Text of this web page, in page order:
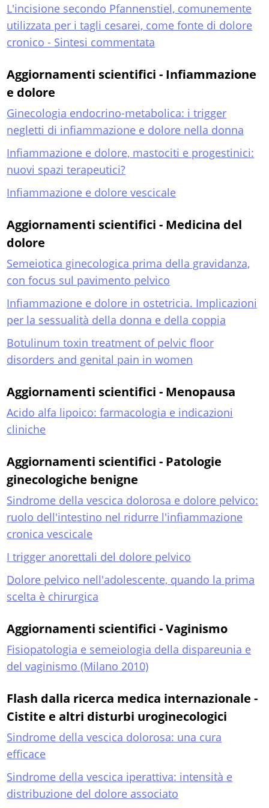
L'incisione secondo Pfannenstiel, comunemente
utilizzata per i tagli cesarei, come fonte di dolore
cronico - Sintesi commentata
Aggiornamenti scientifici - Infiammazione
e dolore
Ginecologia endocrino-metabolica: i trigger
negletti di infiammazione e dolore nella donna
Infiammazione e dolore, mastociti e progestinici:
nuovi spazi terapeutici?
Infiammazione e dolore vescicale
Aggiornamenti scientifici - Medicina del
dolore
Semeiotica ginecologica prima della gravidanza,
con focus sul pavimento pelvico
Infiammazione e dolore in ostetricia. Implicazioni
per la sessualità della donna e della coppia
Botulinum toxin treatment of pelvic floor
disorders and genital pain in women
Aggiornamenti scientifici - Menopausa
Acido alfa lipoico: farmacologia e indicazioni
cliniche
Aggiornamenti scientifici - Patologie
ginecologiche benigne
Sindrome della vescica dolorosa e dolore pelvico:
ruolo dell'intestino nel ridurre l'infiammazione
cronica vescicale
I trigger anorettali del dolore pelvico
Dolore pelvico nell'adolescente, quando la prima
scelta è chirurgica
Aggiornamenti scientifici - Vaginismo
Fisiopatologia e semeiologia della dispareunia e
del vaginismo (Milano 2010)
Flash dalla ricerca medica internazionale -
Cistite e altri disturbi uroginecologici
Sindrome della vescica dolorosa: una cura
efficace
Sindrome della vescica iperattiva: intensità e
distribuzione del dolore associato